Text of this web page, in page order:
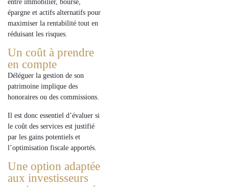
entre immobilier, bourse,
épargne et actifs alternatifs pour
maximiser la rentabilité tout en
réduisant les risques.
Un coût à prendre
en compte
Déléguer la gestion de son
patrimoine implique des
honoraires ou des commissions.
Il est donc essentiel d’évaluer si
le coût des services est justifié
par les gains potentiels et
l’optimisation fiscale apportés.
Une option adaptée
aux investisseurs